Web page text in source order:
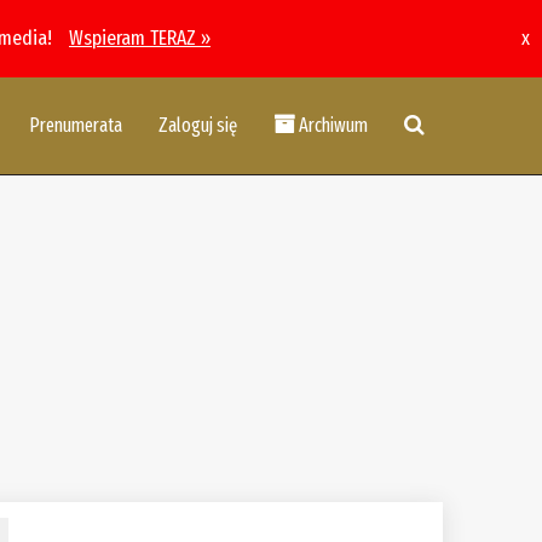
Wspieram TERAZ » x
Prenumerata Zaloguj się Archiwum